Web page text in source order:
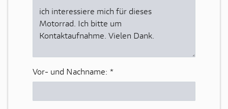
Vor- und Nachname: *